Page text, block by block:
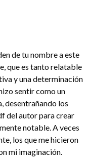
de tu nombre a este
que es tanto relatable
y una determinación
sentir como un
desentrañando los
del autor para crear
notable. A veces
los que me hicieron
mi imaginación.